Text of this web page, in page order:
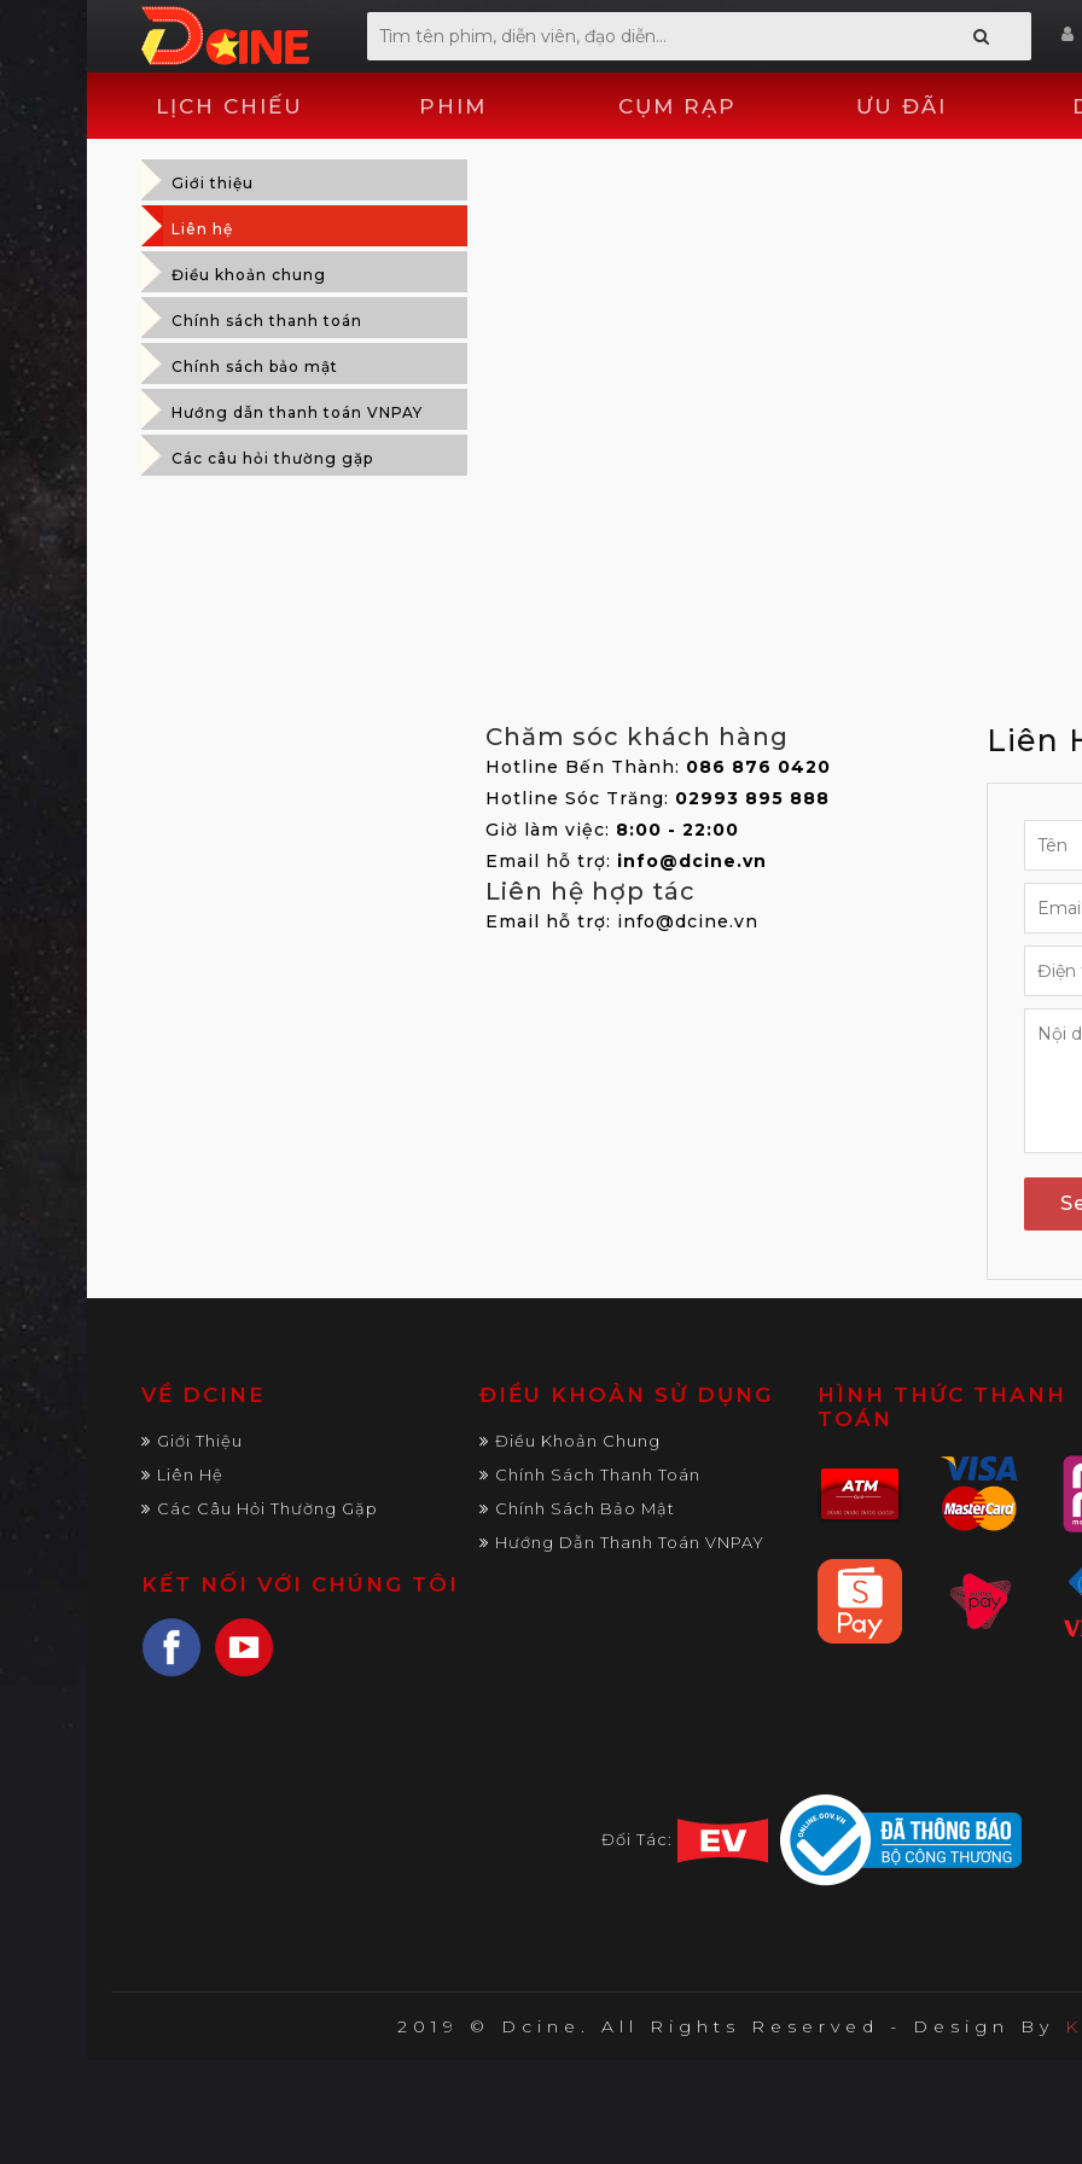
LỊCH CHIẾU PHIM CỤM RẠP ƯU ĐÃI
Giới thiệu
Liên hệ
Điều khoản chung
Chính sách thanh toán
Chính sách bảo mật
Hướng dẫn thanh toán VNPAY
Các câu hỏi thường gặp
Chăm sóc khách hàng
Hotline Bến Thành: 086 876 0420
Hotline Sóc Trăng: 02993 895 888
Giờ làm việc: 8:00 - 22:00
Email hỗ trợ: info@dcine.vn
Liên hệ hợp tác
Email hỗ trợ: info@dcine.vn
Liên
VỀ DCINE
Giới Thiệu
Liên Hệ
Các Câu Hỏi Thường Gặp
KẾT NỐI VỚI CHÚNG TÔI
ĐIỀU KHOẢN SỬ DỤNG
Điều Khoản Chung
Chính Sách Thanh Toán
Chính Sách Bảo Mật
Hướng Dẫn Thanh Toán VNPAY
HÌNH THỨC THANH
TOÁN
Đối Tác:
2019 © Dcine. All Rights Reserved - Design By